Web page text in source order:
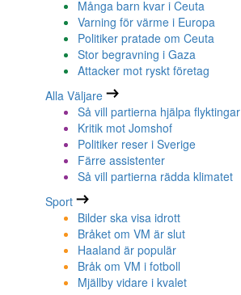
Många barn kvar i Ceuta
Varning för värme i Europa
Politiker pratade om Ceuta
Stor begravning i Gaza
Attacker mot ryskt företag
Alla Väljare
Så vill partierna hjälpa flyktingar
Kritik mot Jomshof
Politiker reser i Sverige
Färre assistenter
Så vill partierna rädda klimatet
Sport
Bilder ska visa idrott
Bråket om VM är slut
Haaland är populär
Bråk om VM i fotboll
Mjällby vidare i kvalet